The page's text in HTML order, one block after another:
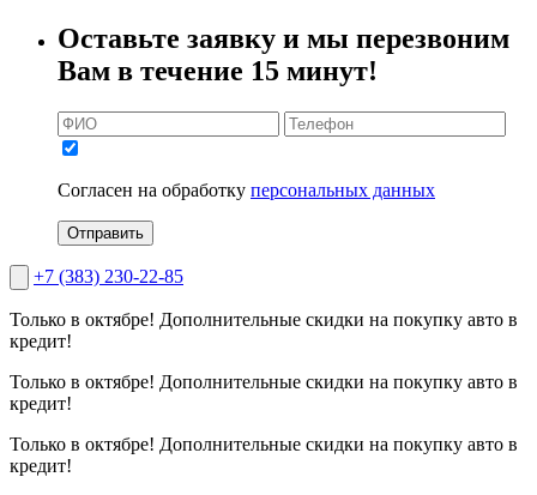
Оставьте заявку и мы перезвоним
Вам в течение 15 минут!
Согласен на обработку персональных данных
Отправить
+7 (383) 230-22-85
Только в октябре! Дополнительные скидки на покупку авто в
кредит!
Только в октябре! Дополнительные скидки на покупку авто в
кредит!
Только в октябре! Дополнительные скидки на покупку авто в
кредит!